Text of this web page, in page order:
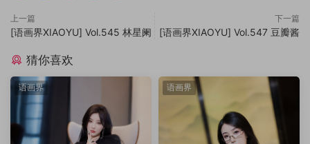
上一篇
[语画界XIAOYU] Vol.545 林星阑
下一篇
[语画界XIAOYU] Vol.547 豆瓣酱
猜你喜欢
语画界 语画界